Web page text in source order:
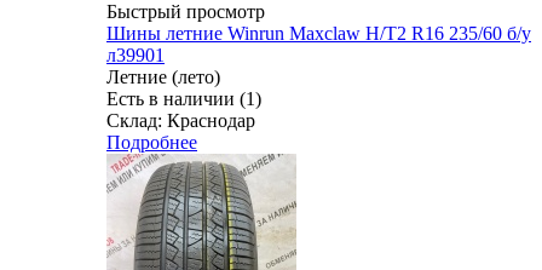
Быстрый просмотр
Шины летние Winrun Maxclaw H/T2 R16 235/60 б/у
л39901
Летние (лето)
Есть в наличии (1)
Склад: Краснодар
Подробнее